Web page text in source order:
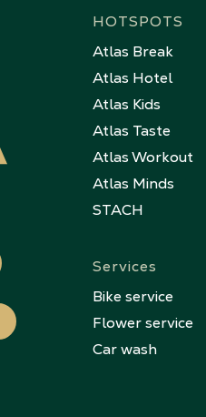
HOTSPOTS
Atlas Break
Atlas Hotel
Atlas Kids
Atlas Taste
Atlas Workout
Atlas Minds
STACH
Services
Bike service
Flower service
Car wash